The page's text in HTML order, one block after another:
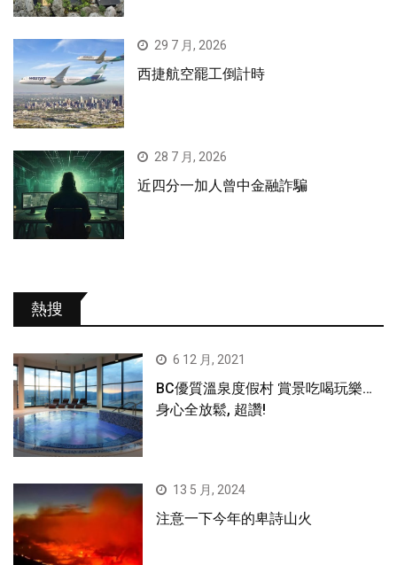
29 7 月, 2026
西捷航空罷工倒計時
28 7 月, 2026
近四分一加人曾中金融詐騙
熱搜
6 12 月, 2021
BC優質溫泉度假村 賞景吃喝玩樂…
身心全放鬆, 超讚!
13 5 月, 2024
注意一下今年的卑詩山火